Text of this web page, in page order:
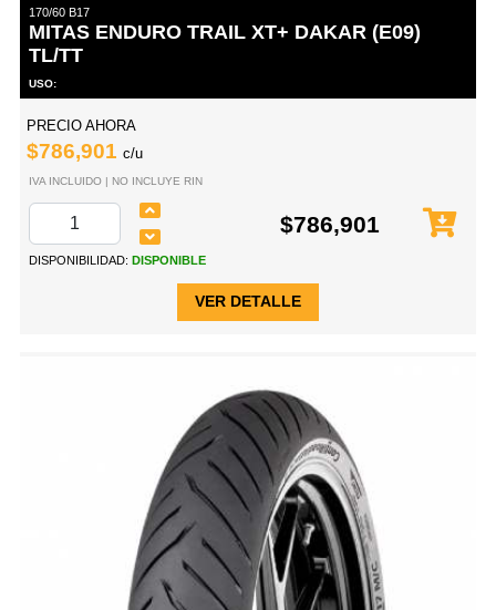
170/60 B17
MITAS ENDURO TRAIL XT+ DAKAR (E09)
TL/TT
USO:
PRECIO AHORA
$786,901 c/u
IVA INCLUIDO | NO INCLUYE RIN
$786,901
DISPONIBILIDAD: DISPONIBLE
VER DETALLE